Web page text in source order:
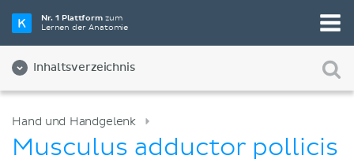
Nr. 1 Plattformzum
Lernen der Anatomie
Inhaltsverzeichnis
Wähle die beste Lernmethode für dich
Videos
Hand und Handgelenk
Musculus adductor pollicis